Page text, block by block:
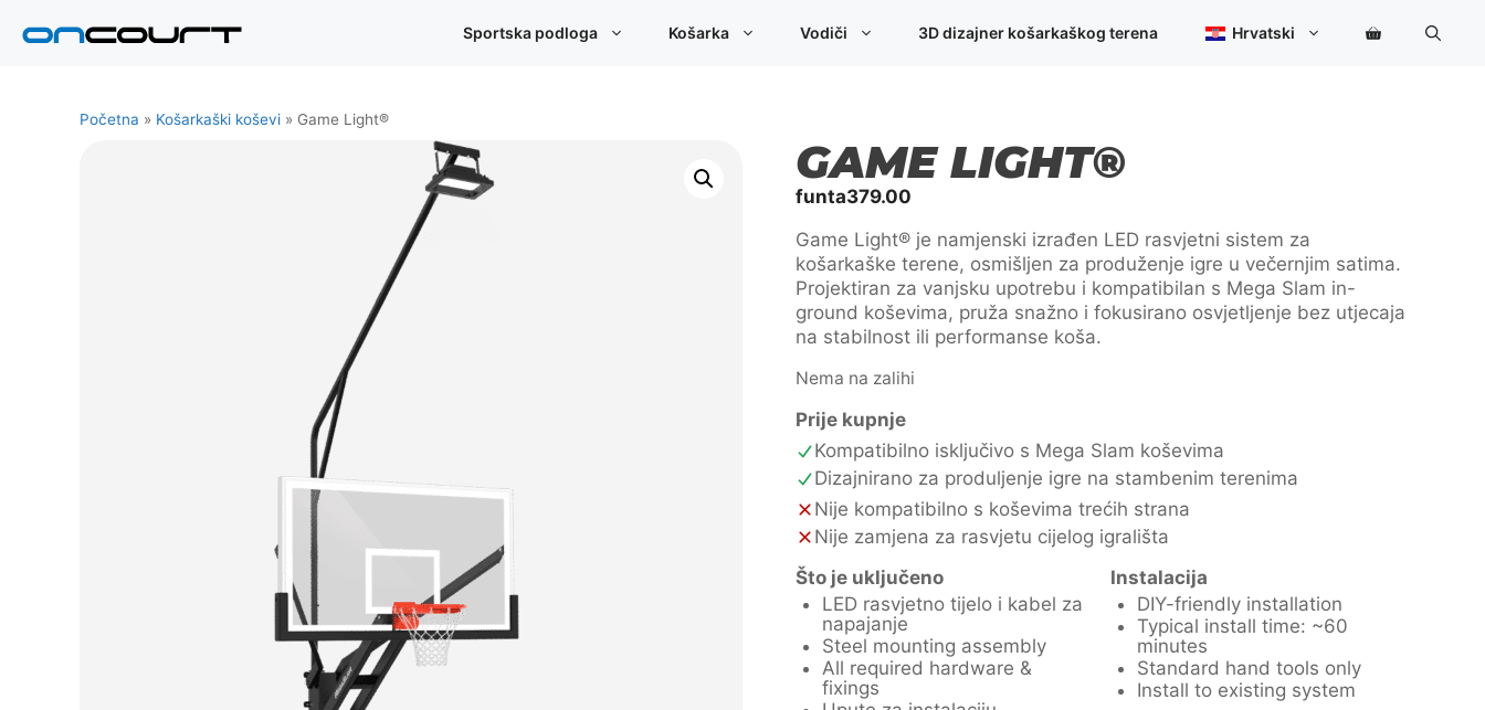
Sportska podloga Košarka Vodiči 3D dizajner košarkaškog terena Hrvatski
Početna » Košarkaški koševi » Game Light®
GAME LIGHT®
funta379.00
Game Light® je namjenski izrađen LED rasvjetni sistem za
košarkaške terene, osmišljen za produženje igre u večernjim satima.
Projektiran za vanjsku upotrebu i kompatibilan s Mega Slam in-
ground koševima, pruža snažno i fokusirano osvjetljenje bez utjecaja
na stabilnost ili performanse koša.
Nema na zalihi
Prije kupnje
Kompatibilno isključivo s Mega Slam koševima
Dizajnirano za produljenje igre na stambenim terenima
Nije kompatibilno s koševima trećih strana
Nije zamjena za rasvjetu cijelog igrališta
Što je uključeno
LED rasvjetno tijelo i kabel za
napajanje
Steel mounting assembly
All required hardware &
fixings
Instalacija
DIY-friendly installation
Typical install time: ~60
minutes
Standard hand tools only
Install to existing system